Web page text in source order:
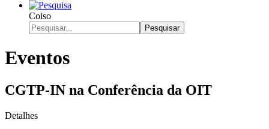
Coiso
Pesquisar
Eventos
CGTP-IN na Conferência da OIT
Detalhes